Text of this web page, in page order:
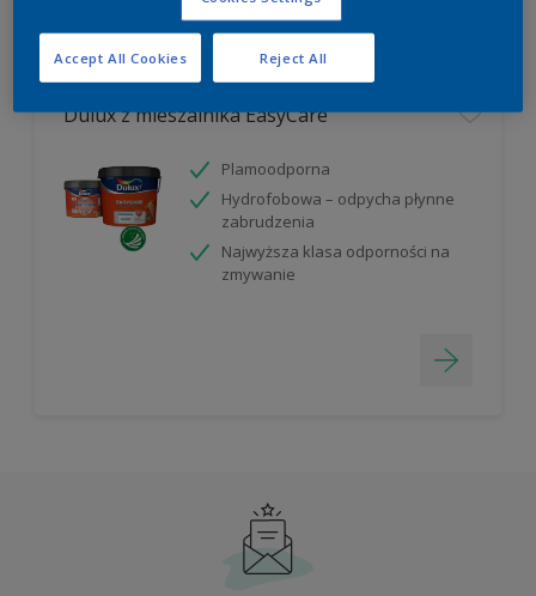
Filter
Dulux z mieszalnika EasyCare
Plamoodporna
Hydrofobowa – odpycha płynne
zabrudzenia
Najwyższa klasa odporności na
zmywanie
Reject All
Accept All Cookies